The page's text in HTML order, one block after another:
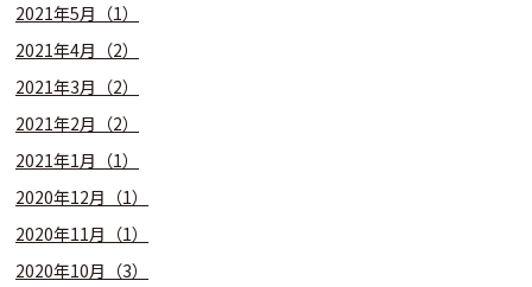
2021年5月（1）
2021年4月（2）
2021年3月（2）
2021年2月（2）
2021年1月（1）
2020年12月（1）
2020年11月（1）
2020年10月（3）